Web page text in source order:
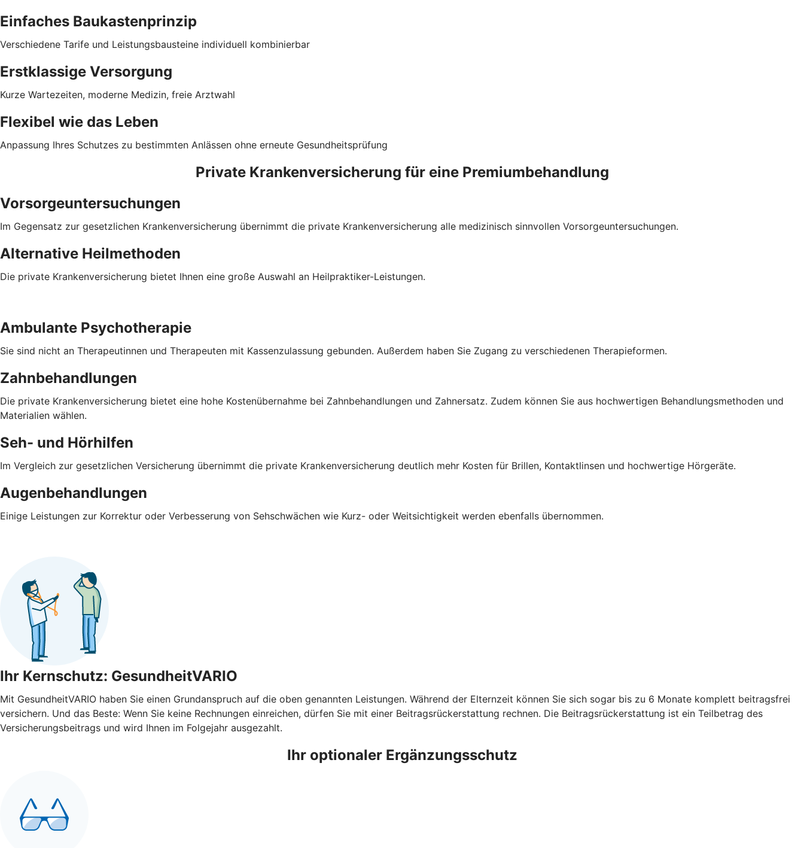
Einfaches Baukastenprinzip
Verschiedene Tarife und Leistungsbausteine individuell kombinierbar
Erstklassige Versorgung
Kurze Wartezeiten, moderne Medizin, freie Arztwahl
Flexibel wie das Leben
Anpassung Ihres Schutzes zu bestimmten Anlässen ohne erneute Gesundheitsprüfung
Private Krankenversicherung für eine Premiumbehandlung
Vorsorgeuntersuchungen
Im Gegensatz zur gesetzlichen Krankenversicherung übernimmt die private Krankenversicherung alle medizinisch sinnvollen Vorsorgeuntersuchungen.
Alternative Heilmethoden
Die private Krankenversicherung bietet Ihnen eine große Auswahl an Heilpraktiker-Leistungen.
Ambulante Psychotherapie
Sie sind nicht an Therapeutinnen und Therapeuten mit Kassenzulassung gebunden. Außerdem haben Sie Zugang zu verschiedenen Therapieformen.
Zahnbehandlungen
Die private Krankenversicherung bietet eine hohe Kostenübernahme bei Zahnbehandlungen und Zahnersatz. Zudem können Sie aus hochwertigen Behandlungsmethoden und
Materialien wählen.
Seh- und Hörhilfen
Im Vergleich zur gesetzlichen Versicherung übernimmt die private Krankenversicherung deutlich mehr Kosten für Brillen, Kontaktlinsen und hochwertige Hörgeräte.
Augenbehandlungen
Einige Leistungen zur Korrektur oder Verbesserung von Sehschwächen wie Kurz- oder Weitsichtigkeit werden ebenfalls übernommen.
Ihr Kernschutz: GesundheitVARIO
Mit GesundheitVARIO haben Sie einen Grundanspruch auf die oben genannten Leistungen. Während der Elternzeit können Sie sich sogar bis zu 6 Monate komplett beitragsfrei
versichern. Und das Beste: Wenn Sie keine Rechnungen einreichen, dürfen Sie mit einer Beitragsrückerstattung rechnen. Die Beitragsrückerstattung ist ein Teilbetrag des
Versicherungsbeitrags und wird Ihnen im Folgejahr ausgezahlt.
Ihr optionaler Ergänzungsschutz